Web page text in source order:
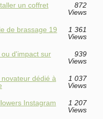
un coffret
872
Views
de brassage 19
1 361
Views
d'impact sur
939
Views
dédié à
1 037
Views
Instagram
1 207
Views